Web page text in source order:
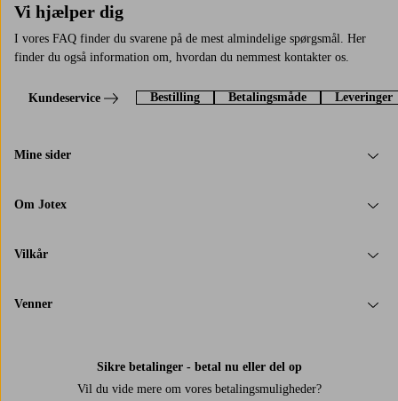
Vi hjælper dig
I vores FAQ finder du svarene på de mest almindelige spørgsmål. Her
finder du også information om, hvordan du nemmest kontakter os.
Kundeservice Bestilling Betalingsmåde Leveringer
Mine sider
Om Jotex
Vilkår
Venner
Sikre betalinger - betal nu eller del op
Vil du vide mere om vores betalingsmuligheder?